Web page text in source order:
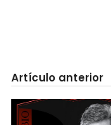
Artículo anterior